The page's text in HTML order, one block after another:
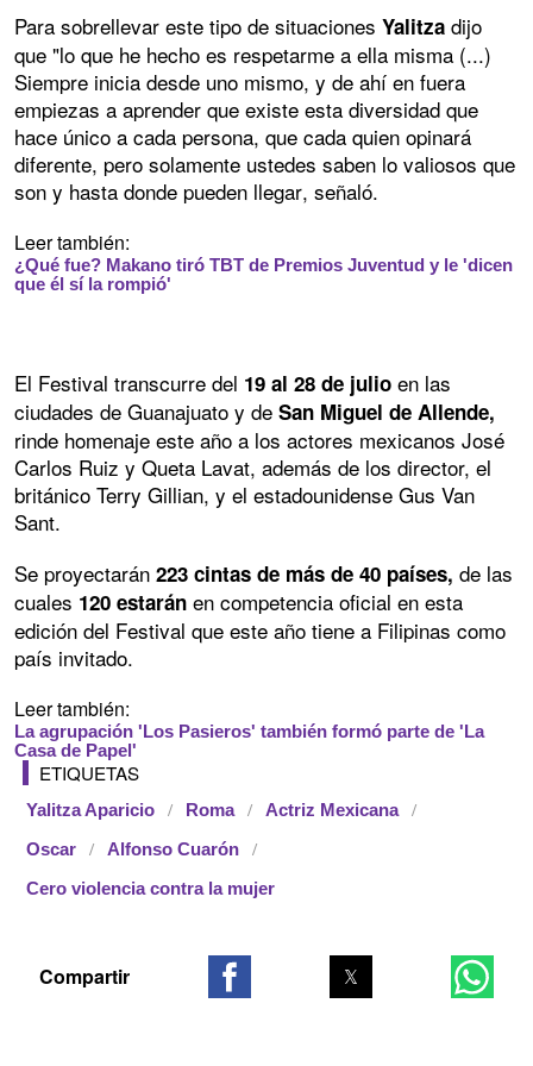
Para sobrellevar este tipo de situaciones Yalitza dijo
que "lo que he hecho es respetarme a ella misma (...)
Siempre inicia desde uno mismo, y de ahí en fuera
empiezas a aprender que existe esta diversidad que
hace único a cada persona, que cada quien opinará
diferente, pero solamente ustedes saben lo valiosos que
son y hasta donde pueden llegar, señaló.
Leer también:
¿Qué fue? Makano tiró TBT de Premios Juventud y le 'dicen
que él sí la rompió'
El Festival transcurre del 19 al 28 de julio en las
ciudades de Guanajuato y de San Miguel de Allende,
rinde homenaje este año a los actores mexicanos José
Carlos Ruiz y Queta Lavat, además de los director, el
británico Terry Gillian, y el estadounidense Gus Van
Sant.
Se proyectarán 223 cintas de más de 40 países, de las
cuales 120 estarán en competencia oficial en esta
edición del Festival que este año tiene a Filipinas como
país invitado.
Leer también:
La agrupación 'Los Pasieros' también formó parte de 'La
Casa de Papel'
ETIQUETAS
Yalitza Aparicio Roma Actriz Mexicana
Oscar Alfonso Cuarón
Cero violencia contra la mujer